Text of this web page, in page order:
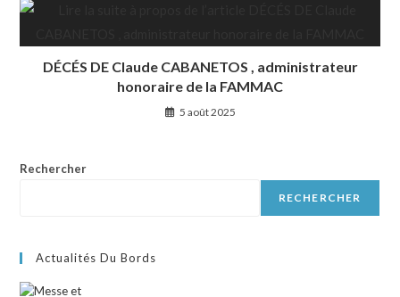
DÉCÉS DE Claude CABANETOS , administrateur
honoraire de la FAMMAC
5 août 2025
Rechercher
RECHERCHER
Actualités Du Bords